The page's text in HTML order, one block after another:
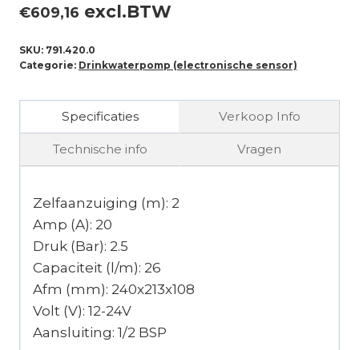
€609,16 excl.BTW
SKU: 791.420.0
Categorie: Drinkwaterpomp (electronische sensor)
Specificaties Verkoop Info
Technische info Vragen
Zelfaanzuiging (m): 2
Amp (A): 20
Druk (Bar): 2.5
Capaciteit (l/m): 26
Afm (mm): 240x213x108
Volt (V): 12-24V
Aansluiting: 1/2 BSP